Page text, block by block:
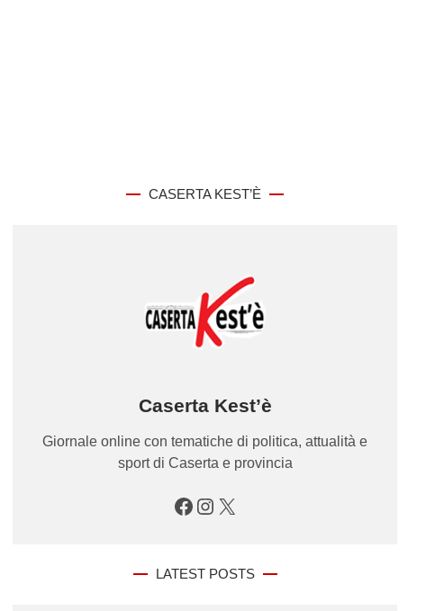
CASERTA KEST’È
Caserta Kest’è
Giornale online con tematiche di politica, attualità e
sport di Caserta e provincia
Facebook Instagram X
LATEST POSTS